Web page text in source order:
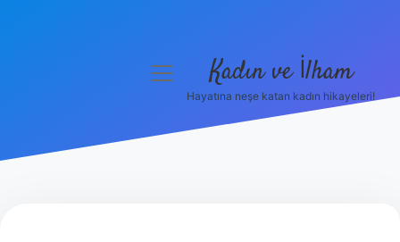
menüyü
Kadın ve İlham
Hayatına neşe katan kadın hikayeleri!